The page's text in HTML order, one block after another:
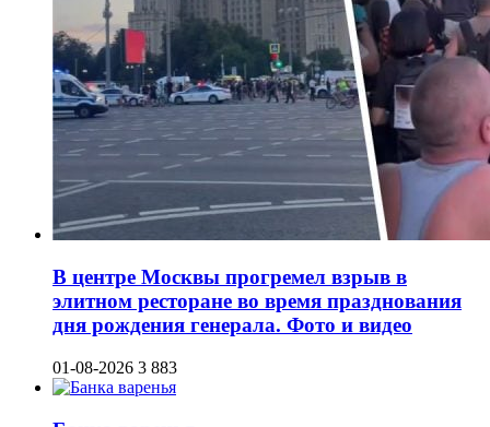
В центре Москвы прогремел взрыв в
элитном ресторане во время празднования
дня рождения генерала. Фото и видео
01-08-2026 3 883